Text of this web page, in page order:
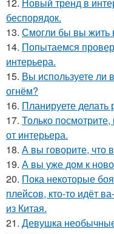
беспорядок.
13. Смогли бы вы жить
14. Попытаемся
интерьера.
15. Вы используете ли
огнём?
16. Планируете делать
17. Только
от интерьера.
18. А вы говорите, что
19. А вы уже дом к
20. Пока некоторые
плейсов, кто-то идёт
из Китая.
21. Девушка